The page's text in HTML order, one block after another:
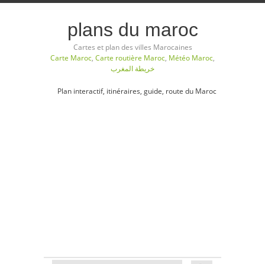
plans du maroc
Cartes et plan des villes Marocaines
Carte Maroc, Carte routière Maroc, Météo Maroc,
خريطة المغرب
Plan interactif, itinéraires, guide, route du Maroc